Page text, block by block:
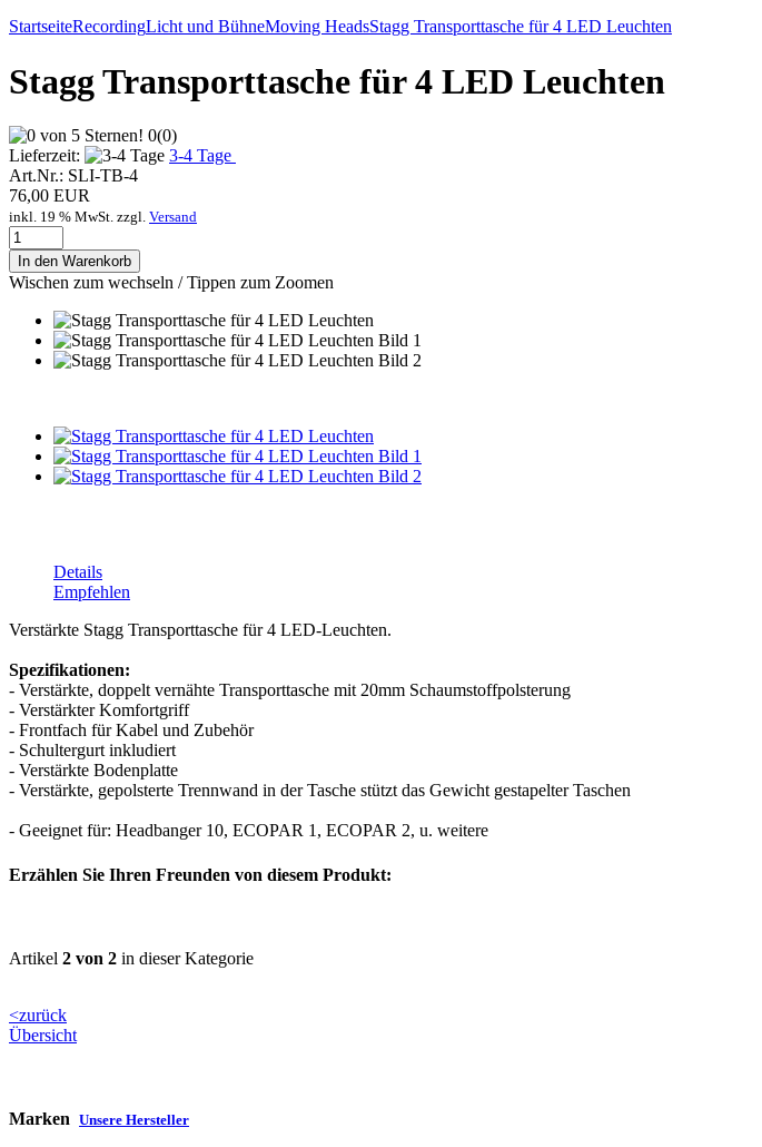
StartseiteRecordingLicht und BühneMoving HeadsStagg Transporttasche für 4 LED Leuchten
Stagg Transporttasche für 4 LED Leuchten
0(0)
Lieferzeit:
3-4 Tage
Art.Nr.: SLI-TB-4
76,00 EUR
inkl. 19 % MwSt. zzgl. Versand
In den Warenkorb
Wischen zum wechseln / Tippen zum Zoomen
Details
Empfehlen
Verstärkte Stagg Transporttasche für 4 LED-Leuchten.
Spezifikationen:
- Verstärkte, doppelt vernähte Transporttasche mit 20mm Schaumstoffpolsterung
- Verstärkter Komfortgriff
- Frontfach für Kabel und Zubehör
- Schultergurt inkludiert
- Verstärkte Bodenplatte
- Verstärkte, gepolsterte Trennwand in der Tasche stützt das Gewicht gestapelter Taschen
- Geeignet für: Headbanger 10, ECOPAR 1, ECOPAR 2, u. weitere
Erzählen Sie Ihren Freunden von diesem Produkt:
Artikel 2 von 2 in dieser Kategorie
<zurück
Übersicht
Marken Unsere Hersteller